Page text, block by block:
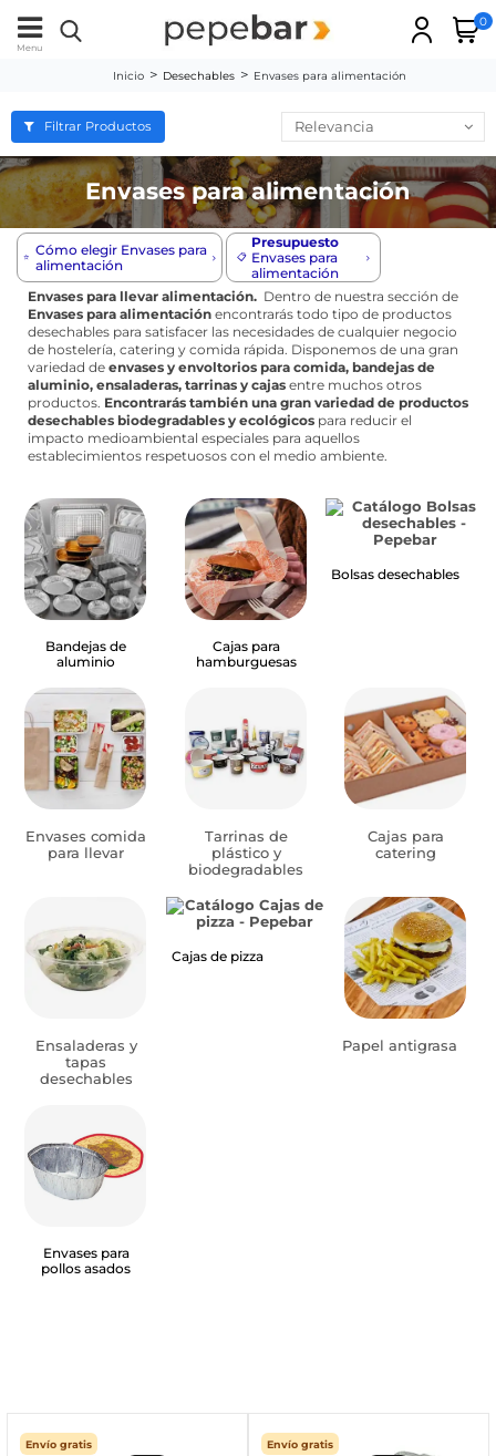
Menu
0
Inicio Desechables Envases para alimentación
Envases para alimentación
Envases para llevar alimentación. Dentro de nuestra sección de
Envases para alimentación encontrarás todo tipo de productos
desechables para satisfacer las necesidades de cualquier negocio
de hostelería, catering y comida rápida. Disponemos de una gran
variedad de envases y envoltorios para comida, bandejas de
aluminio, ensaladeras, tarrinas y cajas entre muchos otros
productos. Encontrarás también una gran variedad de productos
desechables biodegradables y ecológicos para reducir el
impacto medioambiental especiales para aquellos
establecimientos respetuosos con el medio ambiente.
⭐️ Cómo elegir Envases para
alimentación
📋
Presupuesto
Envases para
alimentación
Bandejas de
aluminio
Cajas para
hamburguesas
Bolsas desechables
Envases comida
para llevar
Tarrinas de
plástico y
biodegradables
Cajas para
catering
Ensaladeras y
tapas
desechables
Cajas de pizza
Papel antigrasa
Envases para
pollos asados
Filtrar Productos Relevancia
Envío gratis Envío gratis